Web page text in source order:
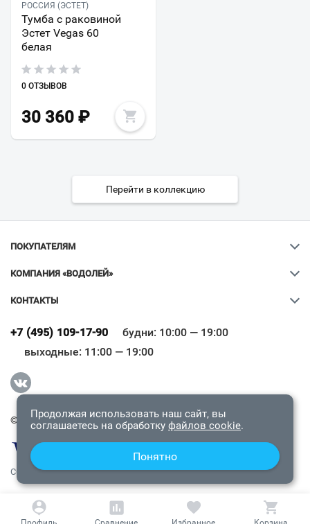
РОССИЯ (ЭСТЕТ)
Тумба с раковиной
Эстет Vegas 60
белая
0 ОТЗЫВОВ
30 360 ₽
Перейти в коллекцию
ПОКУПАТЕЛЯМ
КОМПАНИЯ «ВОДОЛЕЙ»
КОНТАКТЫ
+7 (495) 109-17-90
будни: 10:00 — 19:00
выходные: 11:00 — 19:00
© 2009-2026 «Водолей Онлайн». Все права защищены.
СОГЛАШЕНИЕ О КОНФИДЕНЦИАЛЬНОСТИ
Всё верно
Продолжая использовать наш сайт, вы
соглашаетесь на обработку файлов cookie.
Понятно